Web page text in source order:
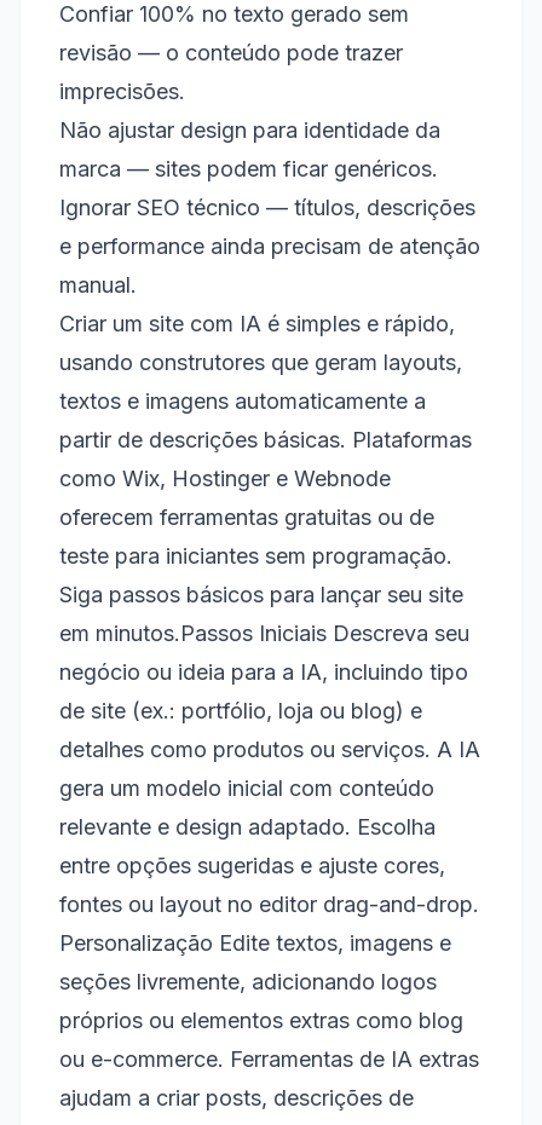
Confiar 100% no texto gerado sem
revisão — o conteúdo pode trazer
imprecisões.
Não ajustar design para identidade da
marca — sites podem ficar genéricos.
Ignorar SEO técnico — títulos, descrições
e performance ainda precisam de atenção
manual.
Criar um site com IA é simples e rápido,
usando construtores que geram layouts,
textos e imagens automaticamente a
partir de descrições básicas. Plataformas
como Wix, Hostinger e Webnode
oferecem ferramentas gratuitas ou de
teste para iniciantes sem programação.
Siga passos básicos para lançar seu site
em minutos.​ Passos Iniciais Descreva seu
negócio ou ideia para a IA, incluindo tipo
de site (ex.: portfólio, loja ou blog) e
detalhes como produtos ou serviços. A IA
gera um modelo inicial com conteúdo
relevante e design adaptado. Escolha
entre opções sugeridas e ajuste cores,
fontes ou layout no editor drag-and-drop.​
Personalização Edite textos, imagens e
seções livremente, adicionando logos
próprios ou elementos extras como blog
ou e-commerce. Ferramentas de IA extras
ajudam a criar posts, descrições de